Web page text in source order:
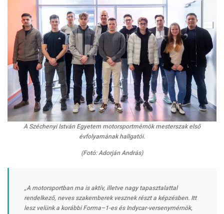
A Széchenyi István Egyetem motorsportmérnök mesterszak első
évfolyamának hallgatói.
(Fotó: Adorján András)
„A motorsportban ma is aktív, illetve nagy tapasztalattal
rendelkező, neves szakemberek vesznek részt a képzésben. Itt
lesz velünk a korábbi Forma–1-es és Indycar-versenymérnök,